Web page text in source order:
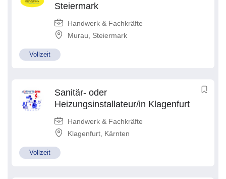
Steiermark
Handwerk & Fachkräfte
Murau
Steiermark
Vollzeit
Sanitär- oder
Heizungsinstallateur/in Klagenfurt
Handwerk & Fachkräfte
Klagenfurt Kärnten
Vollzeit